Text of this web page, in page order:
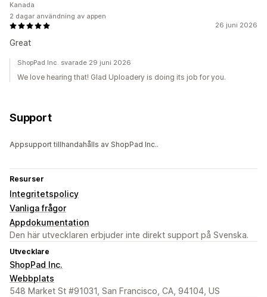
26 juni 2026
Great
Kanada
2 dagar användning av appen
ShopPad Inc. svarade 29 juni 2026
We love hearing that! Glad Uploadery is doing its job for you.
Support
Appsupport tillhandahålls av ShopPad Inc..
Resurser
Integritetspolicy
Vanliga frågor
Appdokumentation
Den här utvecklaren erbjuder inte direkt support på Svenska.
Utvecklare
ShopPad Inc.
Webbplats
548 Market St #91031, San Francisco, CA, 94104, US